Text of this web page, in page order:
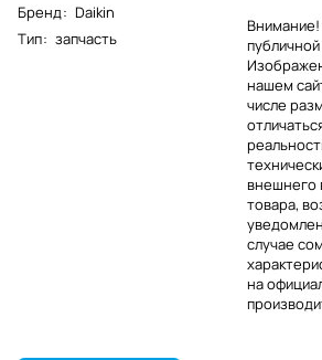
Бренд: Daikin
Тип: запчасть
Внимание!
нашем
числе
внешнего
товара,
случае
на